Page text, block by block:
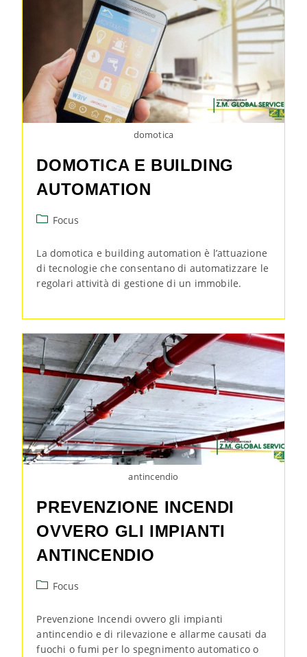
domotica
DOMOTICA E BUILDING
AUTOMATION
Focus
La domotica e building automation è l’attuazione
di tecnologie che consentano di automatizzare le
regolari attività di gestione di un immobile.
antincendio
PREVENZIONE INCENDI
OVVERO GLI IMPIANTI
ANTINCENDIO
Focus
Prevenzione Incendi ovvero gli impianti
antincendio e di rilevazione e allarme causati da
fuochi o fumi per lo spegnimento automatico o